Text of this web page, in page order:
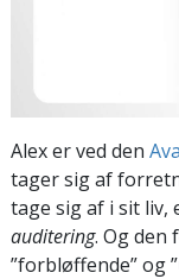
Alex er ved den
tager sig af
tage sig af i sit liv,
auditering. Og den
”forbløffende” og